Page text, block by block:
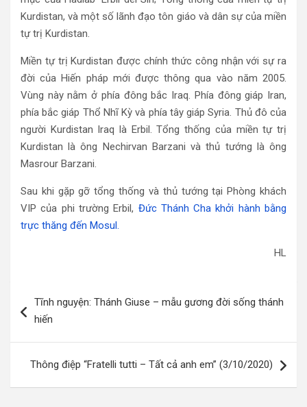
Kurdistan, và một số lãnh đạo tôn giáo và dân sự của miền
tự trị Kurdistan.
Miền tự trị Kurdistan được chính thức công nhận với sự ra
đời của Hiến pháp mới được thông qua vào năm 2005.
Vùng này nằm ở phía đông bắc Iraq. Phía đông giáp Iran,
phía bắc giáp Thổ Nhĩ Kỳ và phía tây giáp Syria. Thủ đô của
người Kurdistan Iraq là Erbil. Tổng thống của miền tự trị
Kurdistan là ông Nechirvan Barzani và thủ tướng là ông
Masrour Barzani.
Sau khi gặp gỡ tổng thống và thủ tướng tại Phòng khách
VIP của phi trường Erbil, Đức Thánh Cha khởi hành bằng
trực thăng đến Mosul.
HL
hướng
viết
Tĩnh nguyện: Thánh Giuse – mẫu gương đời sống thánh
hiến
Thông điệp “Fratelli tutti – Tất cả anh em” (3/10/2020)